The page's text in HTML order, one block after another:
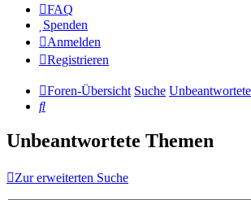
FAQ
Spenden
Anmelden
Registrieren
Foren-Übersicht Suche
Suche
Unbeantwortete Themen
Zur erweiterten Suche